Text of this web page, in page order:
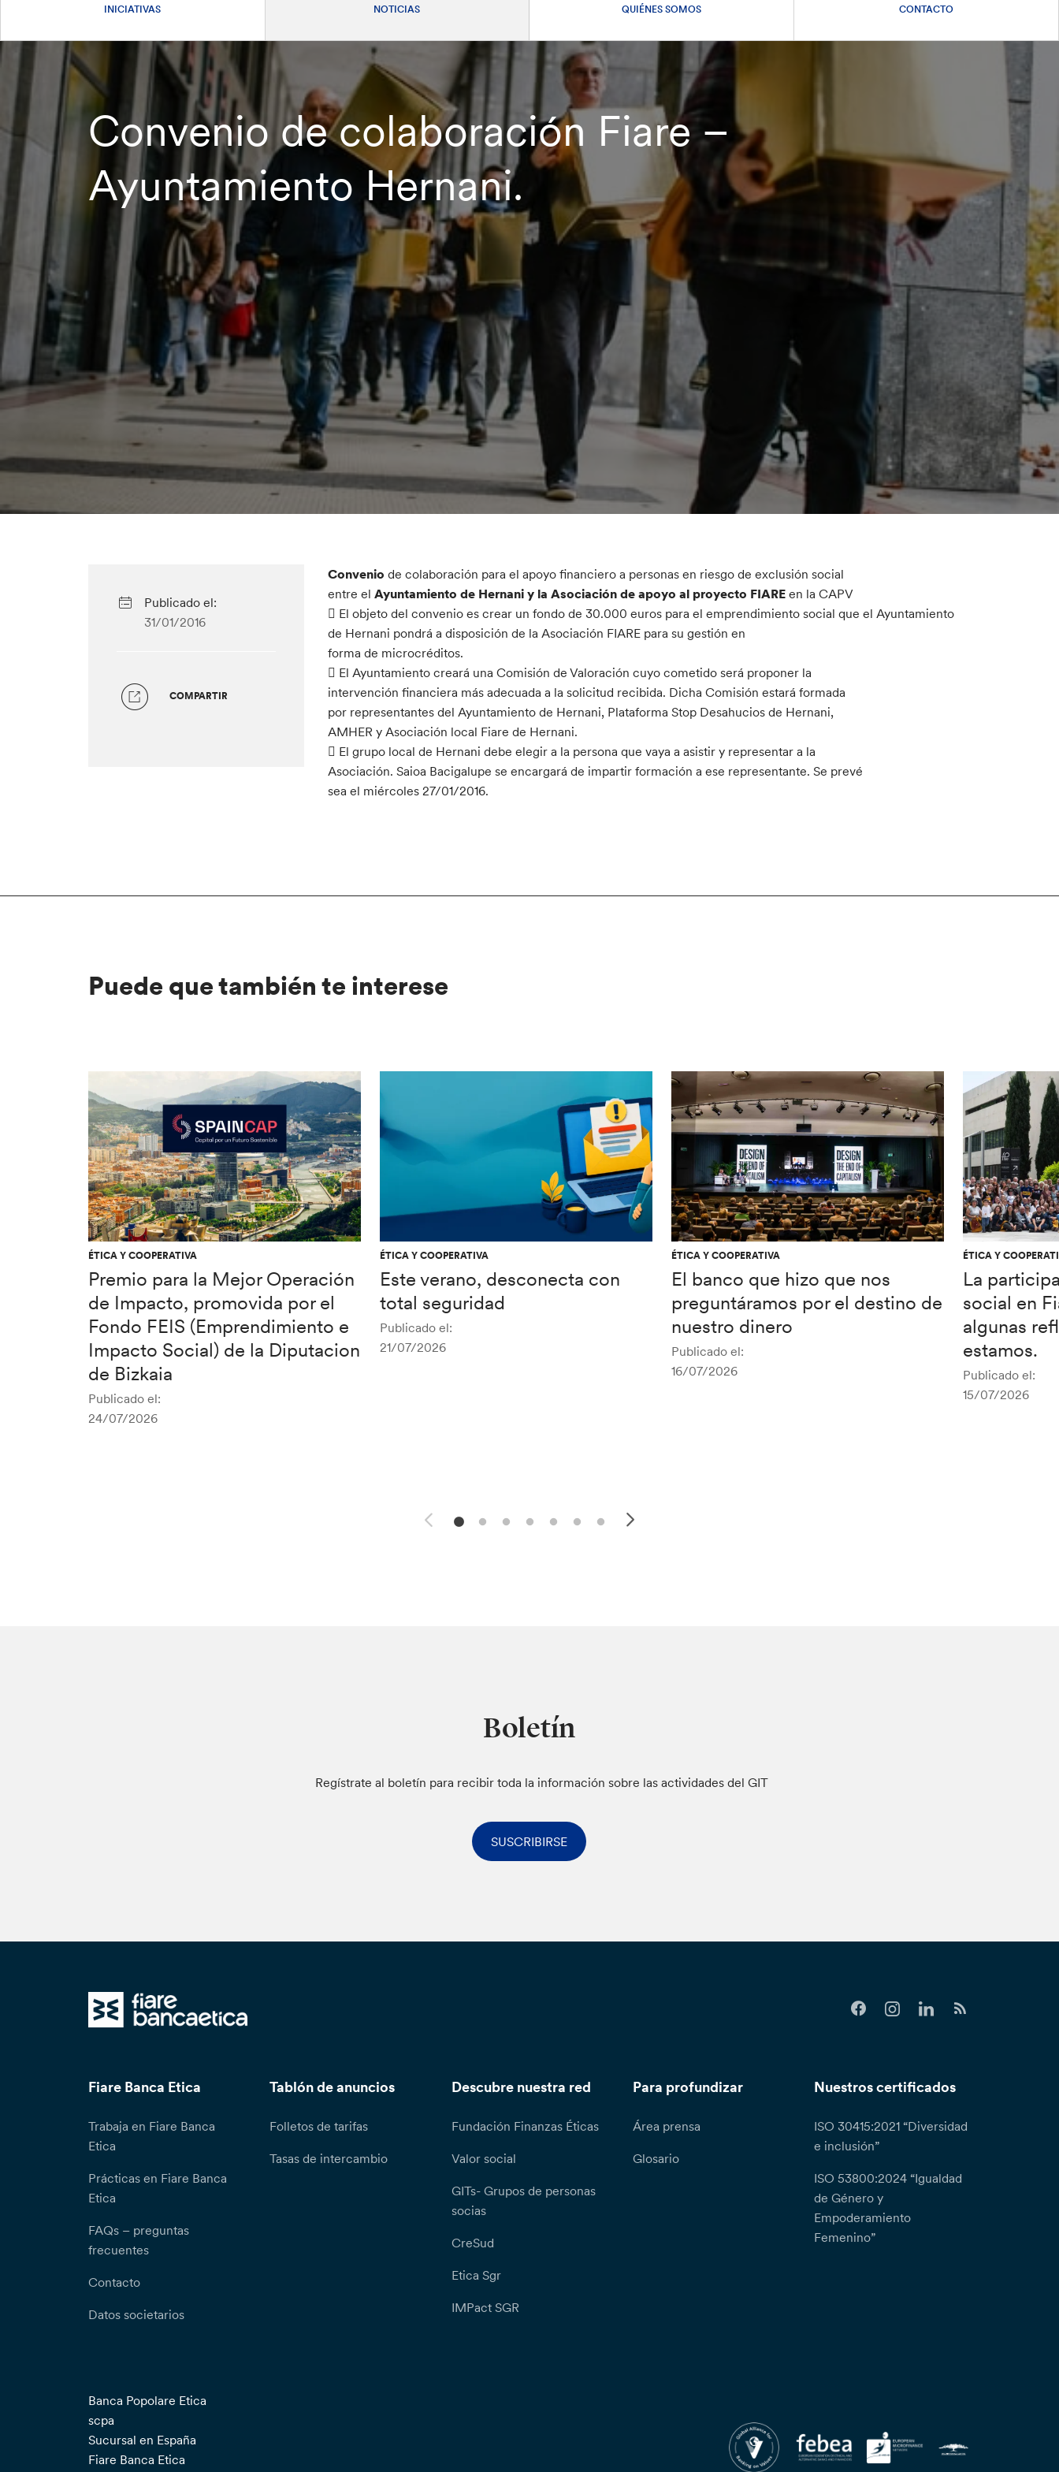
INICIATIVAS NOTICIAS QUIÉNES SOMOS CONTACTO
Convenio de colaboración Fiare –
Ayuntamiento Hernani.
Publicado el:
31/01/2016
COMPARTIR
Convenio de colaboración para el apoyo financiero a personas en riesgo de exclusión social
entre elAyuntamiento de Hernani y la Asociación de apoyo al proyecto FIARE en la CAPV
 El objeto del convenio es crear un fondo de 30.000 euros para el emprendimiento social que el Ayuntamiento
de Hernani pondrá a disposición de la Asociación FIARE para su gestión en
forma de microcréditos.
 El Ayuntamiento creará una Comisión de Valoración cuyo cometido será proponer la
intervención financiera más adecuada a la solicitud recibida. Dicha Comisión estará formada
por representantes del Ayuntamiento de Hernani, Plataforma Stop Desahucios de Hernani,
AMHER y Asociación local Fiare de Hernani.
 El grupo local de Hernani debe elegir a la persona que vaya a asistir y representar a la
Asociación. Saioa Bacigalupe se encargará de impartir formación a ese representante. Se prevé
sea el miércoles 27/01/2016.
Puede que también te interese
ÉTICA Y COOPERATIVA
Premio para la Mejor Operación
de Impacto, promovida por el
Fondo FEIS (Emprendimiento e
Impacto Social) de la Diputacion
de Bizkaia
Publicado el:
24/07/2026
ÉTICA Y COOPERATIVA
Este verano, desconecta con
total seguridad
Publicado el:
21/07/2026
ÉTICA Y COOPERATIVA
El banco que hizo que nos
preguntáramos por el destino de
nuestro dinero
Publicado el:
16/07/2026
ÉTICA Y
La
social en
algunas
estamos.
Publicado el:
15/07/2026
Boletín
Regístrate al boletín para recibir toda la información sobre las actividades del GIT
SUSCRIBIRSE
Fiare Banca Etica
Trabaja en Fiare Banca
Etica
Prácticas en Fiare Banca
Etica
FAQs – preguntas
frecuentes
Contacto
Datos societarios
Tablón de anuncios
Folletos de tarifas
Tasas de intercambio
Descubre nuestra red
Fundación Finanzas Éticas
Valor social
GITs- Grupos de personas
socias
CreSud
Etica Sgr
IMPact SGR
Para profundizar
Área prensa
Glosario
Nuestros certificados
ISO 30415:2021 “Diversidad
e inclusión”
ISO 53800:2024 “Igualdad
de Género y
Empoderamiento
Femenino”
Banca Popolare Etica
scpa
Sucursal en España
Fiare Banca Etica